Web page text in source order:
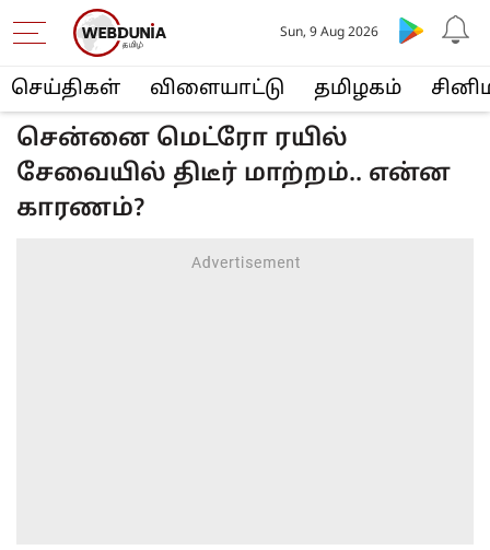
செய்திகள் விளையா‌ட்டு த‌மிழக‌ம்
Sun, 9 Aug 2026
சென்னை மெட்ரோ ரயில்
சேவையில் திடீர் மாற்றம்.. என்ன
காரணம்?